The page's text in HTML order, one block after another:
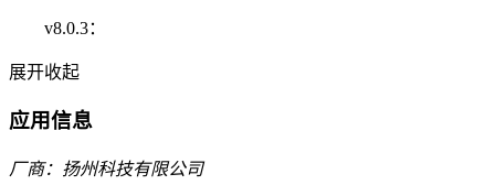
v8.0.3：
展开收起
应用信息
厂商：扬州科技有限公司